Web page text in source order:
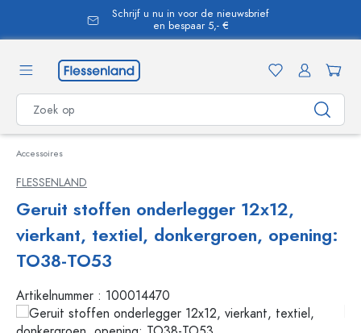
Schrijf u nu in voor de nieuwsbrief
en bespaar 5,- €
Accessoires
FLESSENLAND
Geruit stoffen onderlegger 12x12,
vierkant, textiel, donkergroen, opening:
TO38-TO53
Artikelnummer : 100014470